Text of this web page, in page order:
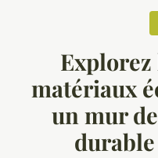
matériaux
un mur